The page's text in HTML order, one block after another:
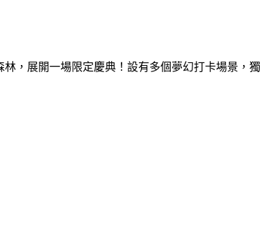
，展開一場限定慶典！設有多個夢幻打卡場景，獨